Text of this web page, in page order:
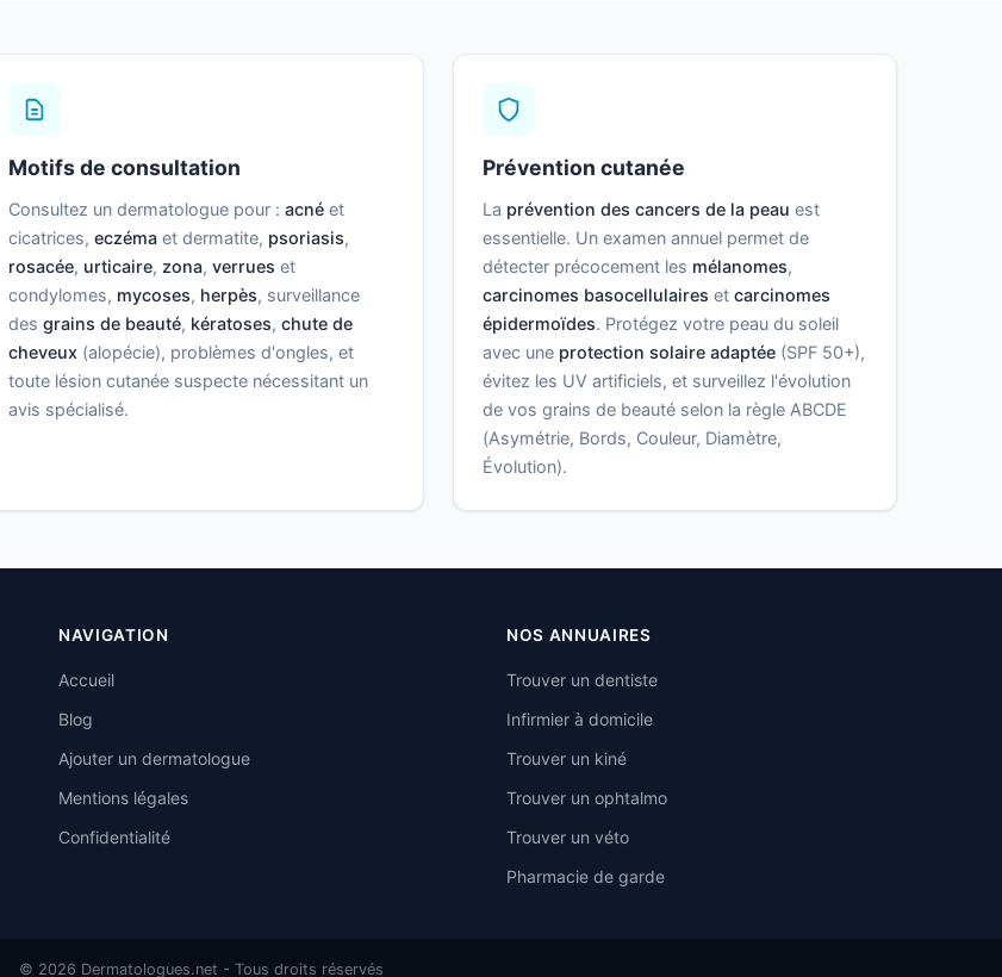
Motifs de consultation
Consultez un dermatologue pour :acné et
cicatrices,eczéma et dermatite, psoriasis,
rosacée, urticaire, zona,verrues et
condylomes, mycoses, herpès, surveillance
desgrains de beauté, kératoses,chute de
cheveux (alopécie), problèmes d'ongles, et
toute lésion cutanée suspecte nécessitant un
avis spécialisé.
Prévention cutanée
La prévention des cancers de la peau est
essentielle. Un examen annuel permet de
détecter précocement les mélanomes,
carcinomes basocellulaires et carcinomes
épidermoïdes. Protégez votre peau du soleil
avec une protection solaire adaptée(SPF 50+),
évitez les UV artificiels, et surveillez l'évolution
de vos grains de beauté selon la règle ABCDE
(Asymétrie, Bords, Couleur, Diamètre,
Évolution).
NAVIGATION
Accueil
Blog
Ajouter un dermatologue
Mentions légales
Confidentialité
NOS ANNUAIRES
Trouver un dentiste
Infirmier à domicile
Trouver un kiné
Trouver un ophtalmo
Trouver un véto
Pharmacie de garde
© 2026 Dermatologues.net - Tous droits réservés